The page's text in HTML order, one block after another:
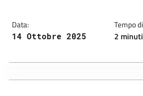
Data:
14 Ottobre 2025
Tempo
2 minuti